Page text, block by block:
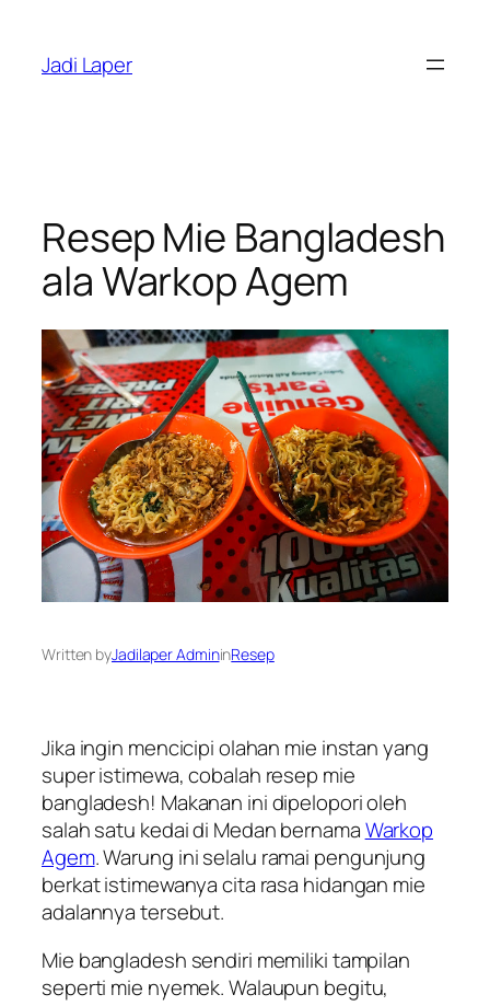
content
Jadi Laper
Resep Mie Bangladesh
ala Warkop Agem
Written byJadilaper AdmininResep
Jika ingin mencicipi olahan mie instan yang
super istimewa, cobalah resep mie
bangladesh! Makanan ini dipelopori oleh
salah satu kedai di Medan bernamaWarkop
Agem. Warung ini selalu ramai pengunjung
berkat istimewanya cita rasa hidangan mie
adalannya tersebut.
Mie bangladesh sendiri memiliki tampilan
seperti mie nyemek. Walaupun begitu,